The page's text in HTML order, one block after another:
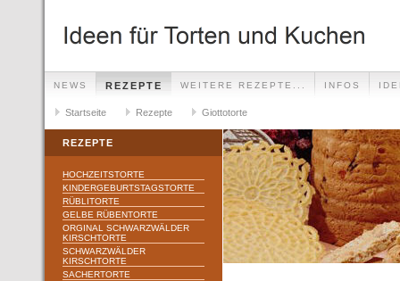
NEWS REZEPTE WEITERE REZEPTE... INFOS
Startseite Rezepte Giottotorte
REZEPTE
HOCHZEITSTORTE
KINDERGEBURTSTAGSTORTE
RÜBLITORTE
GELBE RÜBENTORTE
ORGINAL SCHWARZWÄLDER
KIRSCHTORTE
SCHWARZWÄLDER
KIRSCHTORTE
SACHERTORTE